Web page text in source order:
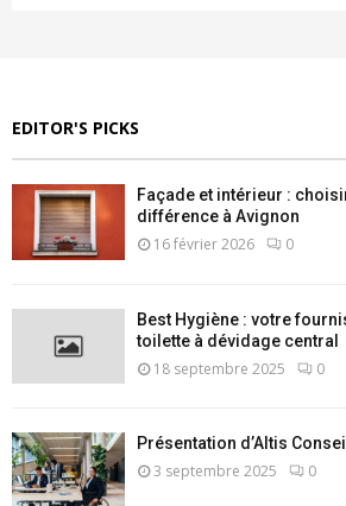
EDITOR'S PICKS
Façade et intérieur :
différence à Avignon
16 février 2026 0
Best Hygiène : votre
toilette à dévidage central
18 septembre 2025 0
Présentation d’Altis Conseil
3 septembre 2025 0